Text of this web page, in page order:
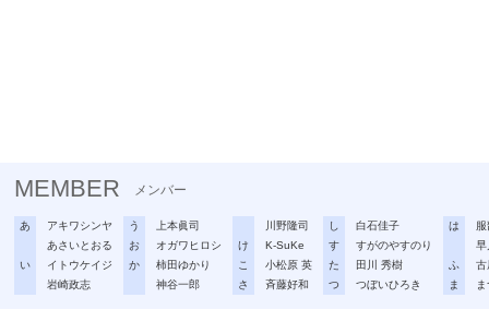
MEMBER メンバー
あ
アキワシンヤ
あさいとおる
い
イトウケイジ
岩崎政志
う
上本眞司
お
オガワヒロシ
か
柿田ゆかり
神谷一郎
川野隆司
け
K-SuKe
こ
小松原 英
さ
斉藤好和
し
白石佳子
す
すがのやすのり
た
田川 秀樹
つ
つぼいひろき
は
早
ふ
古
ま